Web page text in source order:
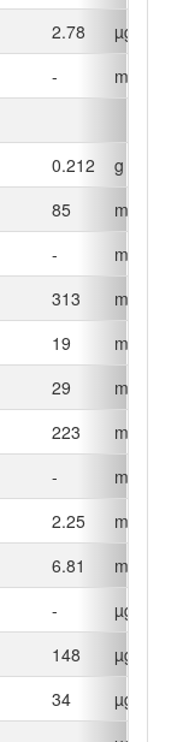
2.78
µg
-
mg
0.212
g
85
mg
-
mg
313
mg
19
mg
29
mg
223
mg
-
mg
2.25
mg
6.81
mg
-
µg
148
µg
34
µg